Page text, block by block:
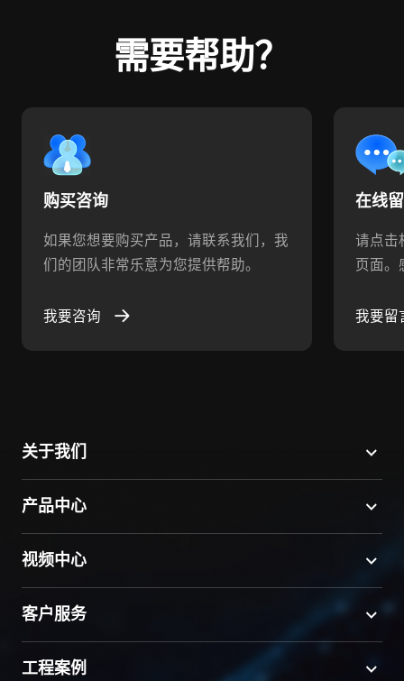
需要帮助？
购买咨询
如果您想要购买产品，请联系我们，我
们的团队非常乐意为您提供帮助。
我要咨询
在线
请点击
页面。
我要留
关于我们
产品中心
视频中心
客户服务
工程案例